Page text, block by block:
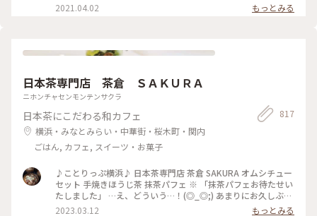
2021.04.02
もっとみる
日本茶専門店 茶倉 ＳＡＫＵＲＡ
ニホンチャセンモンテンサクラ
日本茶にこだわる和カフェ
横浜・みなとみらい・中華街・桜木町・関内
ごはん, カフェ, スイーツ・お菓子
817
♪ことりっぷ横浜♪ 日本茶専門店 茶倉 SAKURA オムシチュー
セット 手焼きほうじ茶 抹茶パフェ ※ 「抹茶パフェお待たせい
たしました」 …え、どういう…！(◎_◎;) あまりにお久しぶり
で 抹茶パフェが リニューアルしていることも知らず 衝撃
2023.03.12 もっとみる